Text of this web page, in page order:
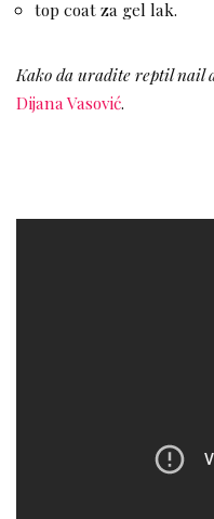
top coat za gel lak.
Kako da uradite reptil nail
Dijana Vasović.